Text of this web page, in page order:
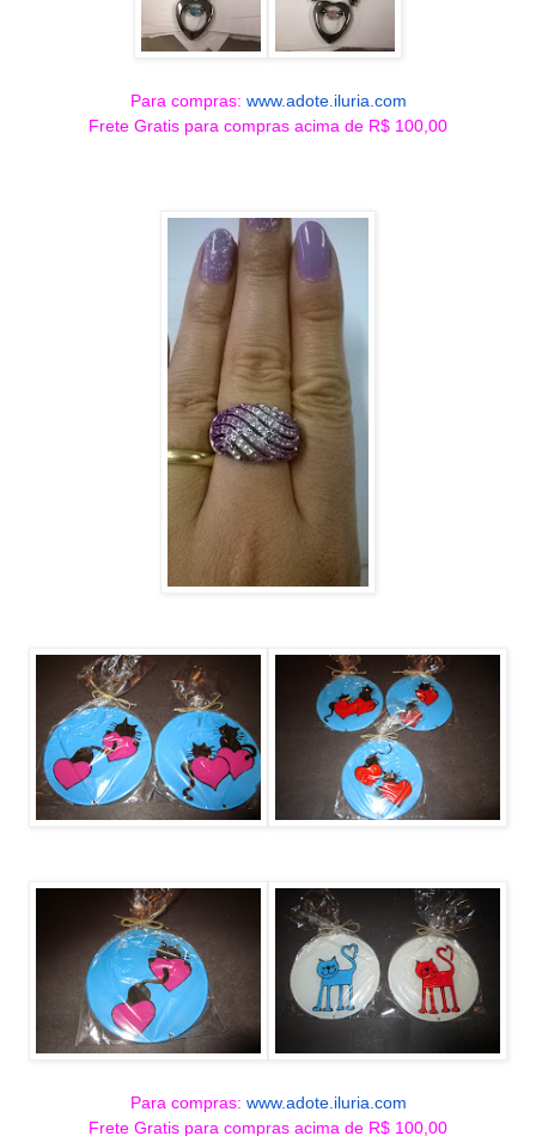
Para compras: www.adote.iluria.com
Frete Gratis para compras acima de R$ 100,00
Para compras: www.adote.iluria.com
Frete Gratis para compras acima de R$ 100,00